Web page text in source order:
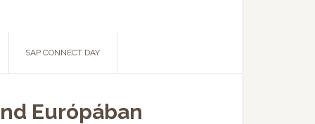
SAP CONNECT DAY
Európában